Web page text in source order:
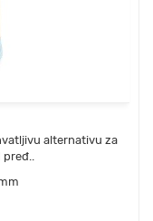
alternativu za